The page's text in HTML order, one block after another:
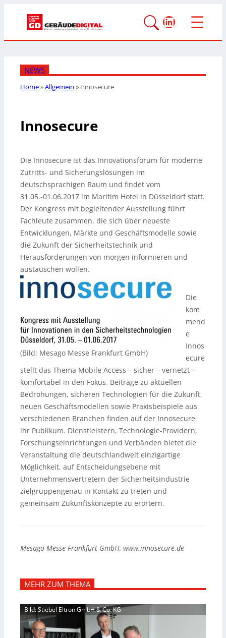
LinkedIn
NEWS
Home»Allgemein » Innosecure
Innosecure
Die Innosecure ist das Innovationsforum für moderne
Zutritts- und Sicherungslösungen im
deutschsprachigen Raum und findet vom
31.05.-01.06.2017 im Maritim Hotel in Düsseldorf statt.
Der Kongress mit begleitender Ausstellung führt
Fachleute zusammen, die sich über neueste
Entwicklungen, Märkte und Geschäftsmodelle sowie
die Zukunft der Sicherheitstechnik und
Herausforderungen von morgen informieren und
austauschen wollen.
(Bild: Mesago Messe Frankfurt GmbH)
Die
kom
mend
e
Innos
ecure
stellt das Thema Mobile Access – sicher – vernetzt –
komfortabel in den Fokus. Beiträge zu aktuellen
Bedrohungen, sicheren Technologien für die Zukunft,
neuen Geschäftsmodellen sowie Praxisbeispiele aus
verschiedenen Branchen finden auf der Innosecure
ihr Publikum. Dienstleistern, Technologie-Providern,
Forschungseinrichtungen und Verbänden bietet die
Veranstaltung die deutschlandweit einzigartige
Möglichkeit, auf Entscheidungsebene mit
Unternehmensvertretern der Sicherheitsindustrie
zielgruppengenau in Kontakt zu treten und
gemeinsam Zukunftskonzepte zu erörtern.
Mesago Messe Frankfurt GmbH, www.innosecure.de
MEHR ZUM THEMA
Bild: Stiebel Eltron GmbH & Co. KG